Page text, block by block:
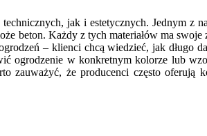
jak i estetycznych. Jednym z
beton. Każdy z tych materiałów ma
– klienci chcą wiedzieć, jak długo
ogrodzenie w konkretnym kolorze lub
zauważyć, że producenci często oferują